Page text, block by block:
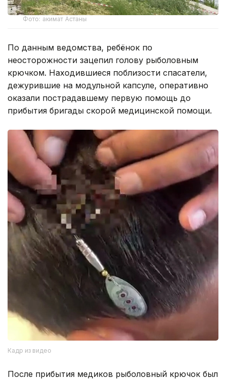
Фото: акимат Астаны
По данным ведомства, ребёнок по
неосторожности зацепил голову рыболовным
крючком. Находившиеся поблизости спасатели,
дежурившие на модульной капсуле, оперативно
оказали пострадавшему первую помощь до
прибытия бригады скорой медицинской помощи.
Кадр из видео
После прибытия медиков рыболовный крючок был